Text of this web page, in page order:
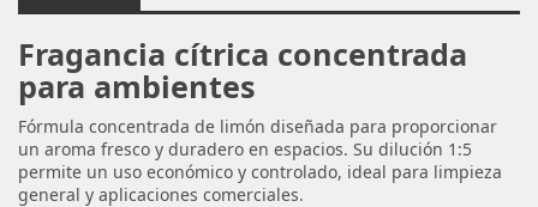
Fragancia cítrica concentrada
para ambientes
Fórmula concentrada de limón diseñada para proporcionar
un aroma fresco y duradero en espacios. Su dilución 1:5
permite un uso económico y controlado, ideal para limpieza
general y aplicaciones comerciales.